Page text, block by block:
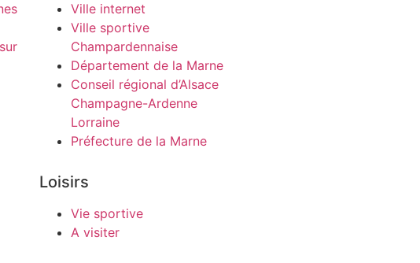
Ville internet
Ville sportive
Champardennaise
Département de la Marne
Conseil régional d’Alsace
Champagne-Ardenne
Lorraine
Préfecture de la Marne
Loisirs
Vie sportive
A visiter